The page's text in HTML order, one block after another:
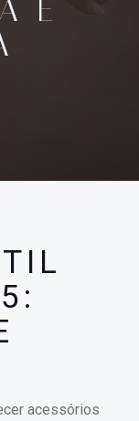
E
acessórios